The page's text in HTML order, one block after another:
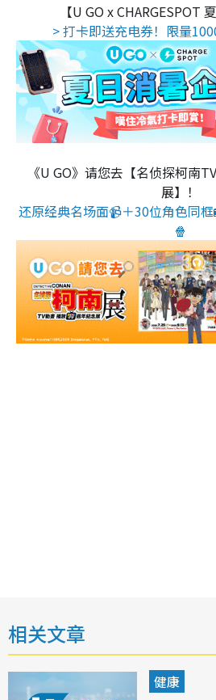
【U GO x CHARGESPOT
> 打卡即送充电券！限量
《U GO》请您去【名侦探柯南
展】！
还原经典名场面📹＋30位角色同
🍿
相关文章
健康